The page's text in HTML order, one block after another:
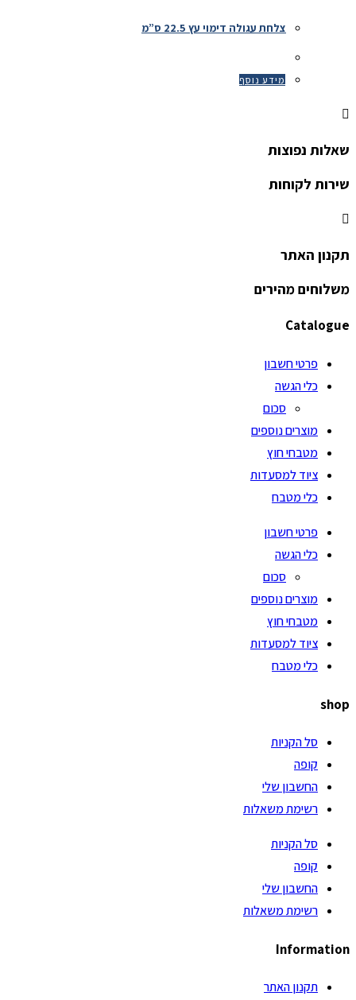
צלחת עגולה דימוי עץ 22.5 ס”מ
מידע נוסף
שאלות נפוצות
שירות לקוחות
תקנון האתר
משלוחים מהירים
Catalogue
פרטי חשבון
כלי הגשה
סכום
מוצרים נוספים
מטבחי חוץ
ציוד למסעדות
כלי מטבח
פרטי חשבון
כלי הגשה
סכום
מוצרים נוספים
מטבחי חוץ
ציוד למסעדות
כלי מטבח
shop
סל הקניות
קופה
החשבון שלי
רשימת משאלות
סל הקניות
קופה
החשבון שלי
רשימת משאלות
Information
תקנון האתר